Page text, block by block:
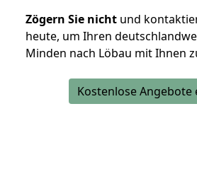
Zögern Sie nicht und
heute, um Ihren
Minden nach Löbau mit Ihnen
Kostenlose Angebote